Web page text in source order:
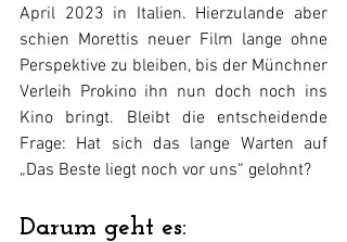
April 2023 in Italien. Hierzulande aber
schien Morettis neuer Film lange ohne
Perspektive zu bleiben, bis der Münchner
Verleih Prokino ihn nun doch noch ins
Kino bringt. Bleibt die entscheidende
Frage: Hat sich das lange Warten auf
„Das Beste liegt noch vor uns“ gelohnt?
Darum geht es: